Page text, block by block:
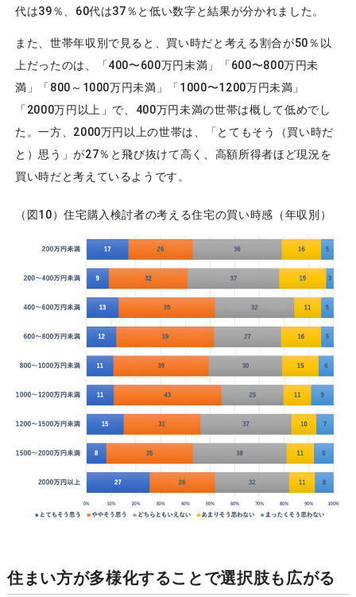
代は39％、60代は37％と低い数字と結果が分かれました。
また、世帯年収別で見ると、買い時だと考える割合が50％以
上だったのは、「400〜600万円未満」「600〜800万円未
満」「800～1000万円未満」「1000〜1200万円未満」
「2000万円以上」で、400万円未満の世帯は概して低めでし
た。一方、2000万円以上の世帯は、「とてもそう（買い時だ
と）思う」が27％と飛び抜けて高く、高額所得者ほど現況を
買い時だと考えているようです。
（図10）住宅購入検討者の考える住宅の買い時感（年収別）
住まい方が多様化することで選択肢も広がる